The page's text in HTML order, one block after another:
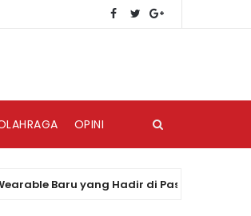
OPINI
Baru yang Hadir di Pasar Indonesia